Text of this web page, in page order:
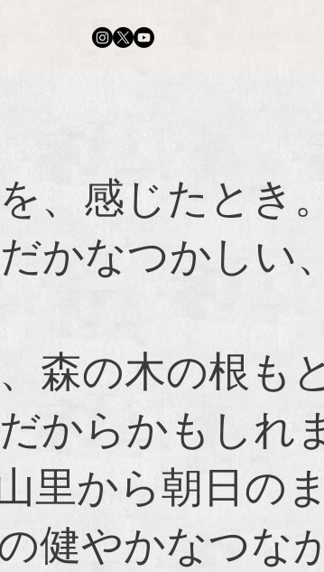
、感じたとき
かなつかしい
森の木の根も
からかもしれ
里から朝日の
健やかなつな